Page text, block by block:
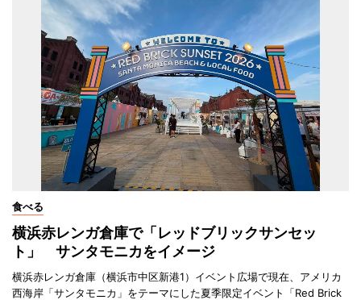
食べる
横浜赤レンガ倉庫で「レッドブリックサンセッ
ト」 サンタモニカをイメージ
横浜赤レンガ倉庫（横浜市中区新港1）イベント広場で現在、アメリカ
西海岸「サンタモニカ」をテーマにした夏季限定イベント「Red Brick